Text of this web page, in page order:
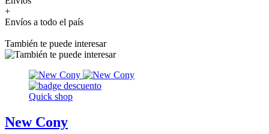
+
Envíos a todo el país
También te puede interesar
Quick shop
New Cony